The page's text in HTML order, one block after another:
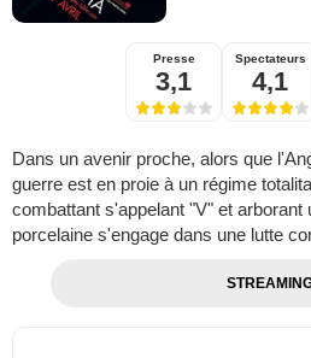
Presse
3,1
Spectateurs
4,1
Dans un avenir proche, alors que
guerre est en proie à un régime
combattant s'appelant "V" et arborant
porcelaine s'engage dans une lutte